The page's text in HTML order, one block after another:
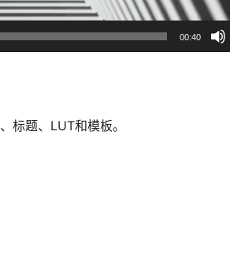
00:40
标题、LUT和模板。